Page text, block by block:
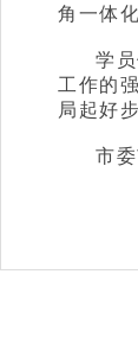
角一体
学
工作的
局起好
市